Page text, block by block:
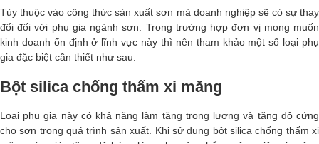
Tùy thuộc vào công thức sản xuất sơn mà doanh nghiệp sẽ có sự thay
đổi đối với phụ gia ngành sơn . Trong trường hợp đơn vị mong muốn
kinh doanh ổn định ở lĩnh vực này thì nên tham khảo một số loại phụ
gia đặc biệt cần thiết như sau:
Bột silica chống thấm xi măng
Loại phụ gia này có khả năng làm tăng trọng lượng và tăng độ cứng
cho sơn trong quá trình sản xuất. Khi sử dụng bột silica chống thấm xi